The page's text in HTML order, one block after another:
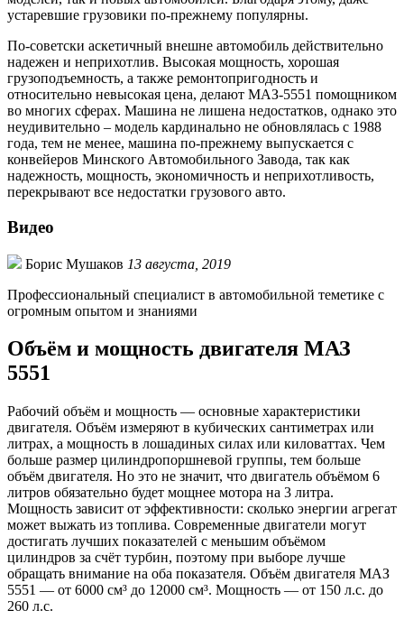
устаревшие грузовики по-прежнему популярны.
По-советски аскетичный внешне автомобиль действительно
надежен и неприхотлив. Высокая мощность, хорошая
грузоподъемность, а также ремонтопригодность и
относительно невысокая цена, делают МАЗ-5551 помощником
во многих сферах. Машина не лишена недостатков, однако это
неудивительно – модель кардинально не обновлялась с 1988
года, тем не менее, машина по-прежнему выпускается с
конвейеров Минского Автомобильного Завода, так как
надежность, мощность, экономичность и неприхотливость,
перекрывают все недостатки грузового авто.
Видео
Борис Мушаков 13 августа, 2019
Профессиональный специалист в автомобильной теметике с
огромным опытом и знаниями
Объём и мощность двигателя МАЗ
5551
Рабочий объём и мощность — основные характеристики
двигателя. Объём измеряют в кубических сантиметрах или
литрах, а мощность в лошадиных силах или киловаттах. Чем
больше размер цилиндропоршневой группы, тем больше
объём двигателя. Но это не значит, что двигатель объёмом 6
литров обязательно будет мощнее мотора на 3 литра.
Мощность зависит от эффективности: сколько энергии агрегат
может выжать из топлива. Современные двигатели могут
достигать лучших показателей с меньшим объёмом
цилиндров за счёт турбин, поэтому при выборе лучше
обращать внимание на оба показателя. Объём двигателя МАЗ
5551 — от 6000 см³ до 12000 см³. Мощность — от 150 л.с. до
260 л.с.